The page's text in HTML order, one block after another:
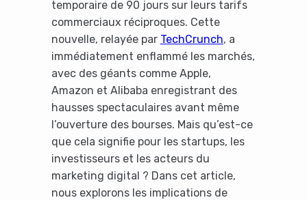
temporaire de 90 jours sur leurs tarifs
commerciaux réciproques. Cette
nouvelle, relayée par TechCrunch, a
immédiatement enflammé les marchés,
avec des géants comme Apple,
Amazon et Alibaba enregistrant des
hausses spectaculaires avant même
l’ouverture des bourses. Mais qu’est-ce
que cela signifie pour les startups, les
investisseurs et les acteurs du
marketing digital ? Dans cet article,
nous explorons les implications de